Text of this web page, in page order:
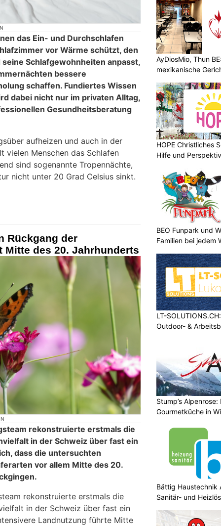
das Ein- und Durchschlafen
vor Wärme schützt, den
Schlafgewohnheiten anpasst,
bessere
schaffen. Fundiertes Wissen
dabei nicht nur im privaten Alltag,
Gesundheitsberatung
aufheizen und auch in der
vielen Menschen das Schlafen
sind sogenannte Tropennächte,
nicht unter 20 Grad Celsius sinkt.
Rückgang der
des 20. Jahrhunderts
rekonstruierte erstmals die
in der Schweiz über fast ein
dass die untersuchten
vor allem Mitte des 20.
rekonstruierte erstmals die
in der Schweiz über fast ein
Landnutzung führte Mitte
AyDiosMio, Thun
mexikanische
HOPE Christliches
Hilfe und
BEO Funpark und
Familien bei jedem
LT-
Outdoor- &
Stump’s
Gourmetküche in
Bättig Haustechnik
Sanitär- und